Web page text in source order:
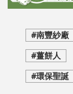
#南豐紗廠
#薑餅人
#環保聖誕